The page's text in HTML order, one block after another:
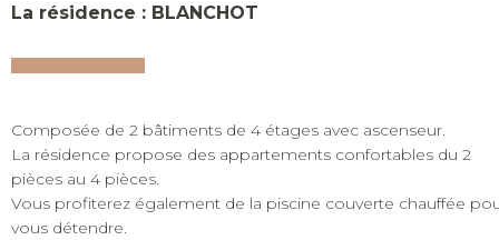
La résidence : BLANCHOT
Composée de 2 bâtiments de 4 étages avec ascenseur.
La résidence propose des appartements confortables du 2
pièces au 4 pièces.
Vous profiterez également de la piscine couverte chauffée
vous détendre.